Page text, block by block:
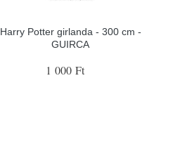
Harry Potter girlanda - 300 cm -
GUIRCA
1 000 Ft